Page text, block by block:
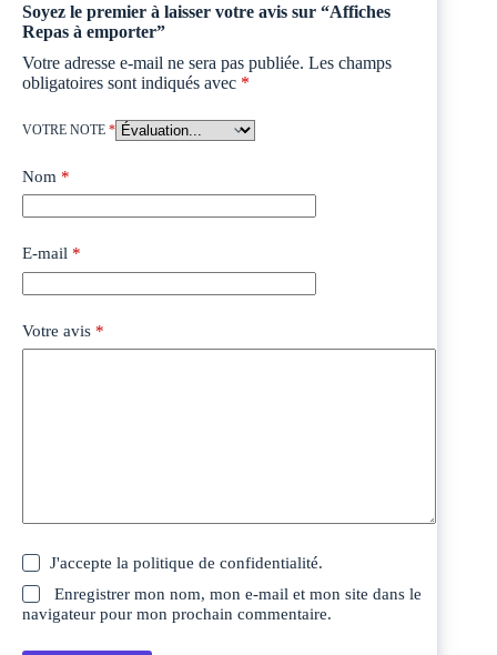
Soyez le premier à laisser votre avis sur “Affiches
Repas à emporter”
Votre adresse e-mail ne sera pas publiée. Les champs
obligatoires sont indiqués avec *
VOTRE NOTE *
Nom *
E-mail *
Votre avis *
J'accepte lapolitique de confidentialité.
Enregistrer mon nom, mon e-mail et mon site dans le
navigateur pour mon prochain commentaire.